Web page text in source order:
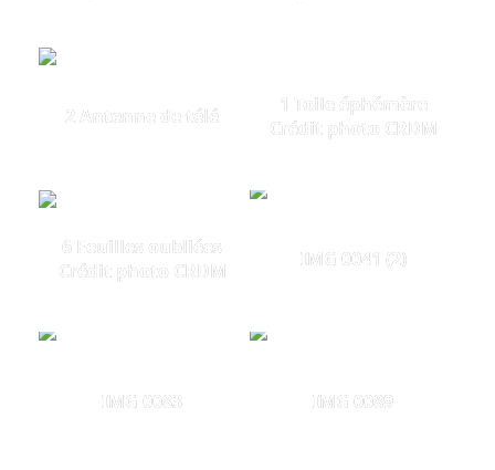
2 Antenne de télé
1 Toile éphémère
Crédit photo CRDM
6 Feuilles oubliées
Crédit photo CRDM
IMG 0041 (2)
IMG 0083 IMG 0089